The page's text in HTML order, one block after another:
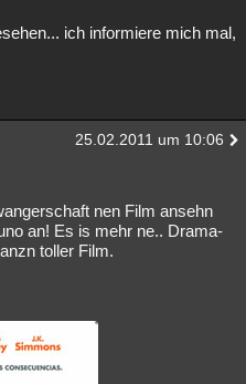
ich informiere mich mal,
25.02.2011 um 10:06
nen Film ansehn
an! Es is mehr ne.. Drama-
toller Film.